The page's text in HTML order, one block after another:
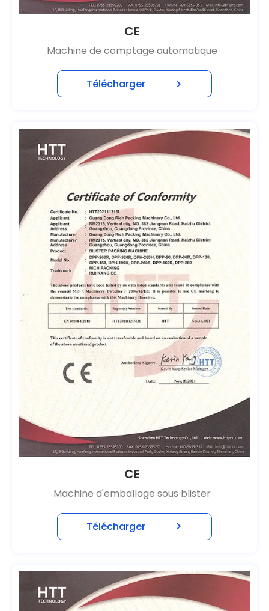
CE
Machine de comptage automatique
Télécharger
CE
Blister Packaging Machine
Télécharger